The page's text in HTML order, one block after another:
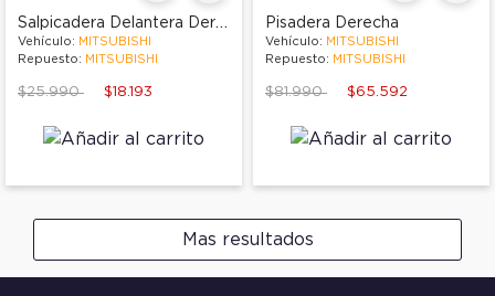
Salpicadera Delantera Derecha
Vehículo: MITSUBISHI
Repuesto: MITSUBISHI
Price reduced from
$25.990to $18.193
Pisadera Derecha
Vehículo: MITSUBISHI
Repuesto: MITSUBISHI
Price reduced from
$81.990to $65.592
Mas resultados